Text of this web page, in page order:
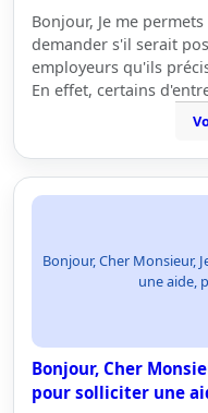
Bonjour, Je me
demander s'il serait
employeurs qu'ils
En effet, certains
Bonjour, Cher Monsieur,
une aide,
Bonjour, Cher
pour solliciter une